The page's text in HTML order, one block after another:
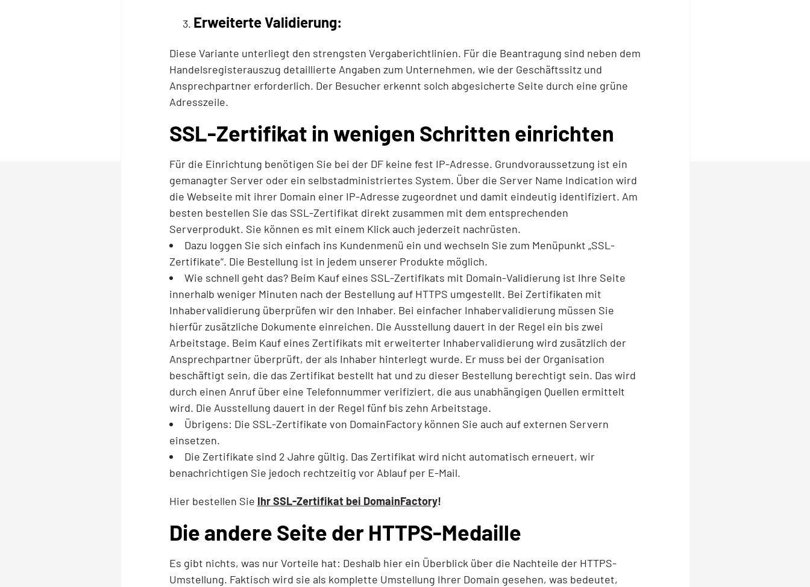
Erweiterte Validierung:
Diese Variante unterliegt den strengsten Vergaberichtlinien. Für die Beantragung sind neben dem
Handelsregisterauszug detaillierte Angaben zum Unternehmen, wie der Geschäftssitz und
Ansprechpartner erforderlich. Der Besucher erkennt solch abgesicherte Seite durch eine grüne
Adresszeile.
SSL-Zertifikat in wenigen Schritten einrichten
Für die Einrichtung benötigen Sie bei der DF keine fest IP-Adresse. Grundvoraussetzung ist ein
gemanagter Server oder ein selbstadministriertes System. Über die Server Name Indication wird
die Webseite mit ihrer Domain einer IP-Adresse zugeordnet und damit eindeutig identifiziert. Am
besten bestellen Sie das SSL-Zertifikat direkt zusammen mit dem entsprechenden
Serverprodukt. Sie können es mit einem Klick auch jederzeit nachrüsten.
Dazu loggen Sie sich einfach ins Kundenmenü ein und wechseln Sie zum Menüpunkt „SSL-
Zertifikate“. Die Bestellung ist in jedem unserer Produkte möglich.
Wie schnell geht das? Beim Kauf eines SSL-Zertifikats mit Domain-Validierung ist Ihre Seite
innerhalb weniger Minuten nach der Bestellung auf HTTPS umgestellt. Bei Zertifikaten mit
Inhabervalidierung überprüfen wir den Inhaber. Bei einfacher Inhabervalidierung müssen Sie
hierfür zusätzliche Dokumente einreichen. Die Ausstellung dauert in der Regel ein bis zwei
Arbeitstage. Beim Kauf eines Zertifikats mit erweiterter Inhabervalidierung wird zusätzlich der
Ansprechpartner überprüft, der als Inhaber hinterlegt wurde. Er muss bei der Organisation
beschäftigt sein, die das Zertifikat bestellt hat und zu dieser Bestellung berechtigt sein. Das wird
durch einen Anruf über eine Telefonnummer verifiziert, die aus unabhängigen Quellen ermittelt
wird. Die Ausstellung dauert in der Regel fünf bis zehn Arbeitstage.
Übrigens: Die SSL-Zertifikate von DomainFactory können Sie auch auf externen Servern
einsetzen.
Die Zertifikate sind 2 Jahre gültig. Das Zertifikat wird nicht automatisch erneuert, wir
benachrichtigen Sie jedoch rechtzeitig vor Ablauf per E-Mail.
Hier bestellen Sie Ihr SSL-Zertifikat bei DomainFactory!
Die andere Seite der HTTPS-Medaille
Es gibt nichts, was nur Vorteile hat: Deshalb hier ein Überblick über die Nachteile der HTTPS-
Umstellung. Faktisch wird sie als komplette Umstellung Ihrer Domain gesehen, was bedeutet,